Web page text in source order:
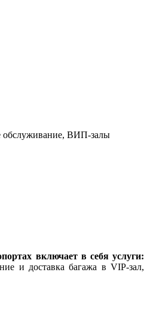
обслуживание, ВИП-залы
включает в себя услуги:
и доставка багажа в VIP-зал,